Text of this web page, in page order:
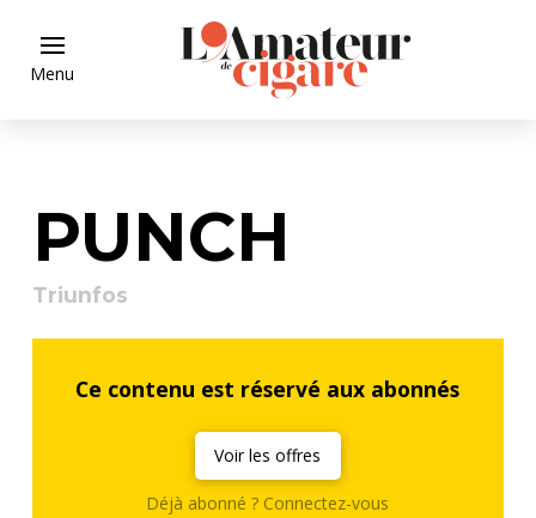
Menu
PUNCH
Triunfos
Ce contenu est réservé aux abonnés
Voir les offres
Déjà abonné ? Connectez-vous